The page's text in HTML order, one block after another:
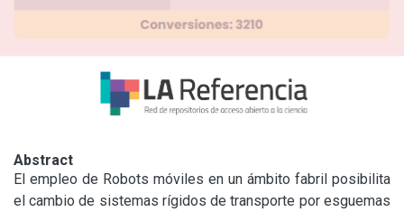
Abstract
El empleo de Robots móviles en un ámbito fabril posibilita
el cambio de sistemas rígidos de transporte por esguemas